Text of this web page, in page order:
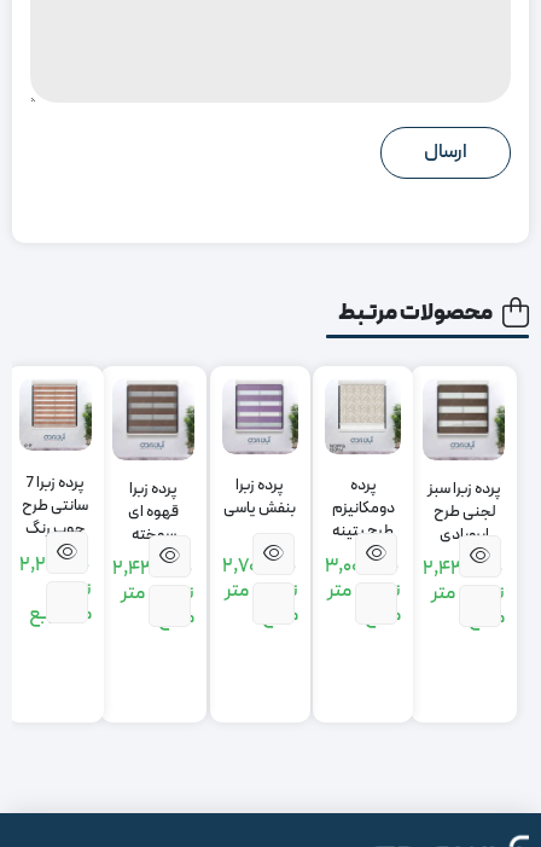
محصولات مرتبط
پرده زبرا سبز
لجنی طرح
ابروبادی
2,430,000
تومان
متر
مربع
پرده
دومکانیزم
طرح پتینه
رنگ کرم
3,000,000
تومان
متر
مربع
پرده زبرا
بنفش یاسی
2,700,000
تومان
متر
مربع
پرده زبرا
قهوه ای
سوخته
2,430,000
تومان
متر
مربع
پرده زبرا 7
سانتی طرح
چوب رنگ
قهوه ای
2,210,000
تومان
متر مربع